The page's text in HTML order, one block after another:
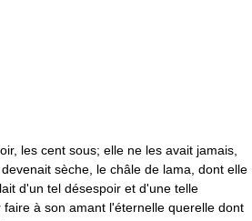
les cent sous; elle ne les avait jamais,
sèche, le châle de lama, dont elle
d'un tel désespoir et d'une telle
à son amant l'éternelle querelle dont